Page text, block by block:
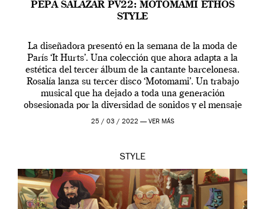
PEPA SALAZAR PV22: MOTOMAMI ETHOS
STYLE
La diseñadora presentó en la semana de la moda de
París ‘It Hurts’. Una colección que ahora adapta a la
estética del tercer álbum de la cantante barcelonesa.
Rosalía lanza su tercer disco ‘Motomami’. Un trabajo
musical que ha dejado a toda una generación
obsesionada por la diversidad de sonidos y el mensaje
profundo que […]
25 / 03 / 2022 — VER MÁS
STYLE